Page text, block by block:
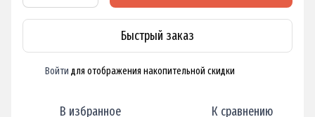
Быстрый заказ
Войти для отображения накопительной скидки
В избранное К сравнению